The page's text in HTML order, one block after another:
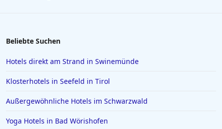
Hotels in Sölden
Hotels in Essen
Hotels in Griechenland
Beliebte Suchen
Hotels direkt am Strand in Swinemünde
Klosterhotels in Seefeld in Tirol
Außergewöhnliche Hotels im Schwarzwald
Yoga Hotels in Bad Wörishofen